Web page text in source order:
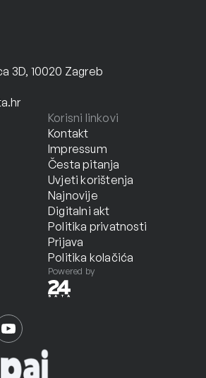
3D, 10020 Zagreb
Korisni linkovi
Kontakt
Impressum
Česta pitanja
Uvjeti korištenja
Najnovije
Digitalni akt
Politika privatnosti
Prijava
Politika kolačića
Powered by